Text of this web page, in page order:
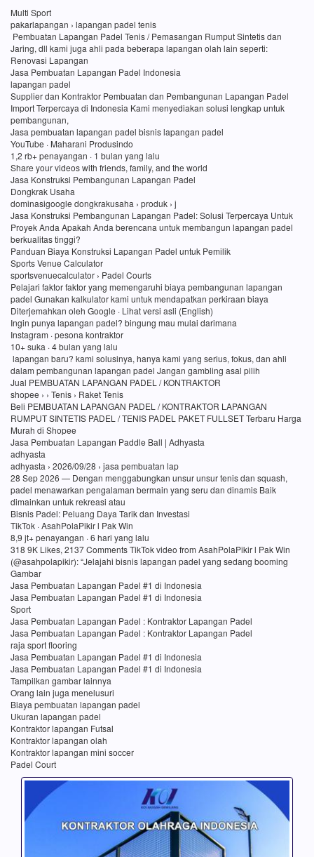
Multi Sport
pakarlapangan › lapangan padel tenis
Pembuatan Lapangan Padel Tenis / Pemasangan Rumput Sintetis dan
Jaring, dll kami juga ahli pada beberapa lapangan olah lain seperti:
Renovasi Lapangan
Jasa Pembuatan Lapangan Padel Indonesia
lapangan padel
Supplier dan Kontraktor Pembuatan dan Pembangunan Lapangan Padel
Import Terpercaya di Indonesia Kami menyediakan solusi lengkap untuk
pembangunan,
Jasa pembuatan lapangan padel bisnis lapangan padel
YouTube · Maharani Produsindo
1,2 rb+ penayangan · 1 bulan yang lalu
Share your videos with friends, family, and the world
Jasa Konstruksi Pembangunan Lapangan Padel
Dongkrak Usaha
dominasigoogle dongkrakusaha › produk › j
Jasa Konstruksi Pembangunan Lapangan Padel: Solusi Terpercaya Untuk
Proyek Anda Apakah Anda berencana untuk membangun lapangan padel
berkualitas tinggi?
Panduan Biaya Konstruksi Lapangan Padel untuk Pemilik
Sports Venue Calculator
sportsvenuecalculator › Padel Courts
Pelajari faktor faktor yang memengaruhi biaya pembangunan lapangan
padel Gunakan kalkulator kami untuk mendapatkan perkiraan biaya
Diterjemahkan oleh Google · Lihat versi asli (English)
Ingin punya lapangan padel? bingung mau mulai darimana
Instagram · pesona kontraktor
10+ suka · 4 bulan yang lalu
lapangan baru? kami solusinya, hanya kami yang serius, fokus, dan ahli
dalam pembangunan lapangan padel Jangan gambling asal pilih
Jual PEMBUATAN LAPANGAN PADEL / KONTRAKTOR
shopee › › Tenis › Raket Tenis
Beli PEMBUATAN LAPANGAN PADEL / KONTRAKTOR LAPANGAN
RUMPUT SINTETIS PADEL / TENIS PADEL PAKET FULLSET Terbaru Harga
Murah di Shopee
Jasa Pembuatan Lapangan Paddle Ball | Adhyasta
adhyasta
adhyasta › 2026/09/28 › jasa pembuatan lap
28 Sep 2026 — Dengan menggabungkan unsur unsur tenis dan squash,
padel menawarkan pengalaman bermain yang seru dan dinamis Baik
dimainkan untuk rekreasi atau
Bisnis Padel: Peluang Daya Tarik dan Investasi
TikTok · AsahPolaPikir l Pak Win
8,9 jt+ penayangan · 6 hari yang lalu
318 9K Likes, 2137 Comments TikTok video from AsahPolaPikir l Pak Win
(@asahpolapikir): “Jelajahi bisnis lapangan padel yang sedang booming
Gambar
Jasa Pembuatan Lapangan Padel #1 di Indonesia
Jasa Pembuatan Lapangan Padel #1 di Indonesia
Sport
Jasa Pembuatan Lapangan Padel : Kontraktor Lapangan Padel
Jasa Pembuatan Lapangan Padel : Kontraktor Lapangan Padel
raja sport flooring
Jasa Pembuatan Lapangan Padel #1 di Indonesia
Jasa Pembuatan Lapangan Padel #1 di Indonesia
Tampilkan gambar lainnya
Orang lain juga menelusuri
Biaya pembuatan lapangan padel
Ukuran lapangan padel
Kontraktor lapangan Futsal
Kontraktor lapangan olah
Kontraktor lapangan mini soccer
Padel Court